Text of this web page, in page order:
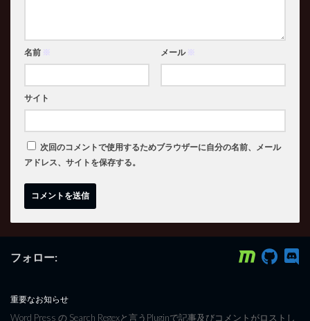
名前 ※ メール ※
サイト
次回のコメントで使用するためブラウザーに自分の名前、メール
アドレス、サイトを保存する。
フォロー:
重要なお知らせ
Word Press の Search Regexと言うPluginで記事及びコメントがロストし